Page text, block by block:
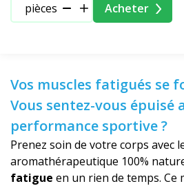
pièces
Acheter
Vos muscles fatigués se
Vous sentez-vous épuisé
performance sportive ?
Prenez soin de votre corps avec
aromathérapeutique 100%
fatigue en un rien de temps. Ce